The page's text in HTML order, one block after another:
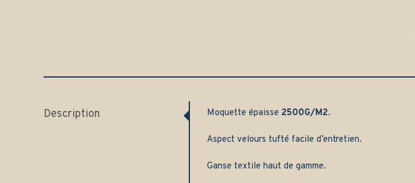
Description Moquette épaisse 2500G/M2.
Aspect velours tufté facile d’entretien.
Ganse textile haut de gamme.